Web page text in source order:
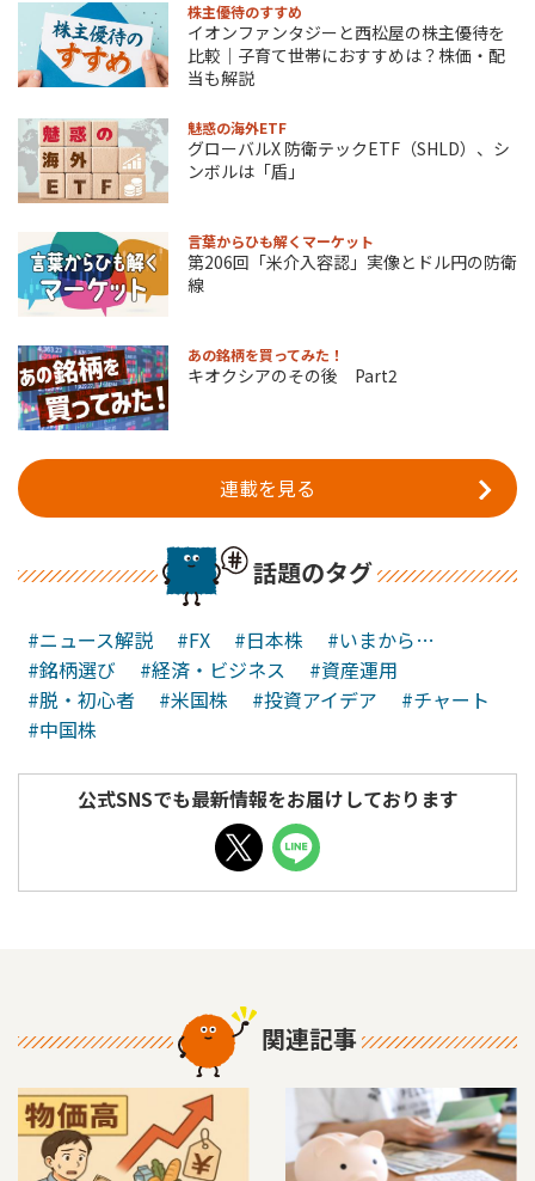
株主優待のすすめ
イオンファンタジーと西松屋の株主優待を
比較｜子育て世帯におすすめは？株価・配
当も解説
魅惑の海外ETF
グローバルX 防衛テックETF（SHLD）、シ
ンボルは「盾」
言葉からひも解くマーケット
第206回「米介入容認」実像とドル円の防衛
線
あの銘柄を買ってみた！
キオクシアのその後 Part2
連載を見る
話題のタグ
#ニュース解説 #FX #日本株
#いまから…
#銘柄選び
#経済・ビジネス
#資産運用
#脱・初心者
#米国株 #投資アイデア
#チャート
#中国株
公式SNSでも最新情報をお届けしております
関連記事